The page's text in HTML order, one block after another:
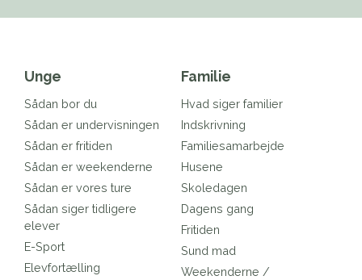
Unge
Sådan bor du
Sådan er undervisningen
Sådan er fritiden
Sådan er weekenderne
Sådan er vores ture
Sådan siger tidligere
elever
E-Sport
Elevfortælling
Familie
Hvad siger familier
Indskrivning
Familiesamarbejde
Husene
Skoledagen
Dagens gang
Fritiden
Sund mad
Weekenderne /